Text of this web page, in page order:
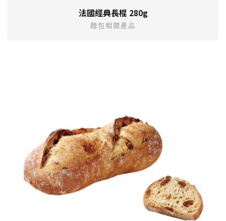
法國經典長棍 280g
麵包相關產品